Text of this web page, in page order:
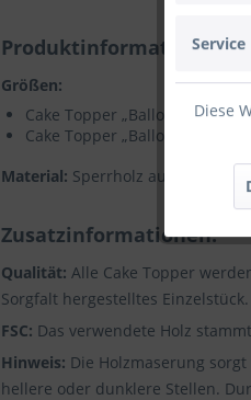
Produktinformationen
Größen:
Cake Topper „Ballon mit
Cake Topper „Ballon mit
Material: Sperrholz aus Pappel 3
Zusatzinformationen
Qualität: Alle Cake Topper
Sorgfalt hergestelltes Einzelstück.
FSC: Das verwendete Holz
Hinweis: Die Holzmaserung
hellere oder dunklere Stellen.
Service
Diese